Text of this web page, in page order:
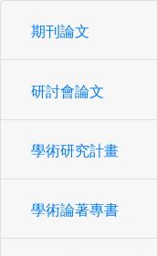
期刊論文
研討會論文
學術研究計畫
學術論著專書